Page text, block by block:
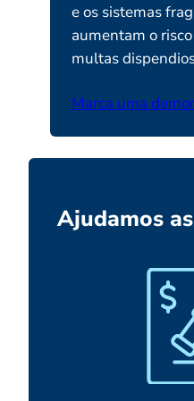
e os sistemas
aumentam o
multas
Marca uma
Ajudamos